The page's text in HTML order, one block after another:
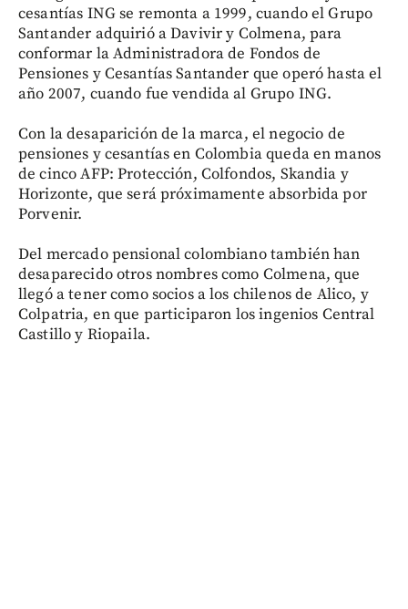
cesantías ING se remonta a 1999, cuando el Grupo
Santander adquirió a Davivir y Colmena, para
conformar la Administradora de Fondos de
Pensiones y Cesantías Santander que operó hasta el
año 2007, cuando fue vendida al Grupo ING.
Con la desaparición de la marca, el negocio de
pensiones y cesantías en Colombia queda en manos
de cinco AFP: Protección, Colfondos, Skandia y
Horizonte, que será próximamente absorbida por
Porvenir.
Del mercado pensional colombiano también han
desaparecido otros nombres como Colmena, que
llegó a tener como socios a los chilenos de Alico, y
Colpatria, en que participaron los ingenios Central
Castillo y Riopaila.